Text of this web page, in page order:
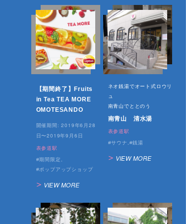
【期間終了】Fruits
in Tea TEA MORE
OMOTESANDO
開催期間:2019年6月28
日〜2019年9月6日
表参道駅
期間限定
ポップアップショップ
VIEW MORE
ネオ銭湯でオート式ロウリ
ュ
南青山でととのう
南青山 清水湯
表参道駅
サウナ 銭湯
VIEW MORE